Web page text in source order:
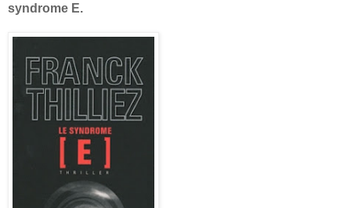
syndrome E.